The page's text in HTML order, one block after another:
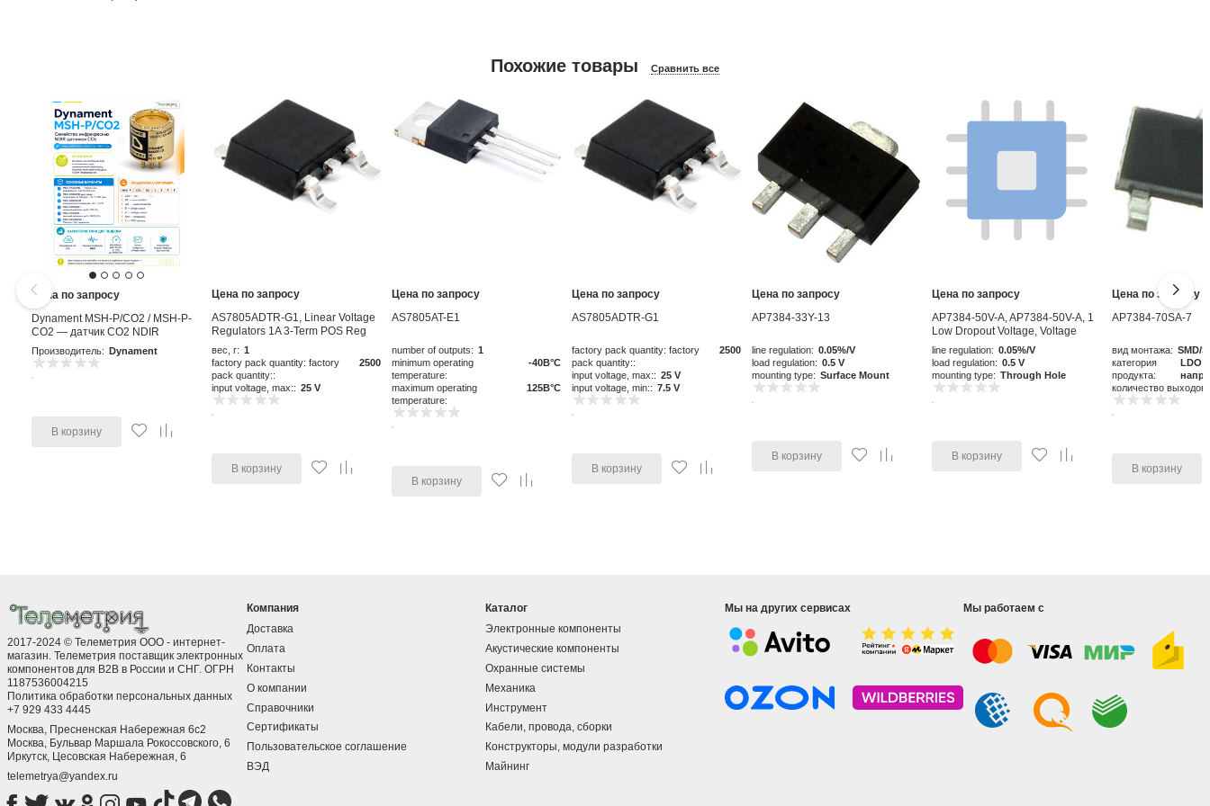
Похожие товары Сравнить все
Цена по запросу
Dynament MSH-P/CO2 / MSH-P-
CO2 — датчик CO2 NDIR
Производитель: Dynament
В корзину
Цена по запросу
AS7805ADTR-G1, Linear Voltage
Regulators 1A 3-Term POS Reg
Output 1A
вес, г: 1
factory pack quantity: factory
pack quantity::
2500
input voltage, max:: 25 V
В корзину
Цена по запросу
AS7805AT-E1
number of outputs: 1
minimum operating
temperature:
-40В°C
maximum operating
temperature:
125В°C
В корзину
Цена по запросу
AS7805ADTR-G1
factory pack quantity: factory
pack quantity::
2500
input voltage, max:: 25 V
input voltage, min:: 7.5 V
В корзину
Цена по запросу
AP7384-33Y-13
line regulation: 0.05%/V
load regulation: 0.5 V
mounting type: Surface Mount
В корзину
Цена по запросу
AP7384-50V-A, AP7384-50V-A, 1
Low Dropout Voltage, Voltage
Regulator 50mA, 5 V 3-Pin, TO-92
line regulation: 0.05%/V
load regulation: 0.5 V
mounting type: Through Hole
В корзину
Цена по запросу
AP7384-70SA-7
вид монтажа: SMD/
категория
продукта:
LDO
количество выходов:
В корзину
2017-2024 © Телеметрия ООО - интернет-
магазин. Телеметрия поставщик электронных
компонентов для B2B в России и СНГ. ОГРН
1187536004215
Политика обработки персональных данных
+7 929 433 4445
Москва, Пресненская Набережная 6с2
Москва, ​Бульвар Маршала Рокоссовского, 6
Иркутск, ​Цесовская Набережная, 6
telemetrya@yandex.ru
Компания
Доставка
Оплата
Контакты
О компании
Справочники
Сертификаты
Пользовательское соглашение
ВЭД
Каталог
Электронные компоненты
Акустические компоненты
Охранные системы
Механика
Инструмент
Кабели, провода, сборки
Конструкторы, модули разработки
Майнинг
Мы на других сервисах Мы работаем с